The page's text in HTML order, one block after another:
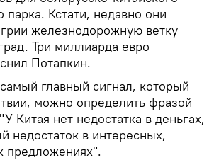
парка. Кстати, недавно они
железнодорожную ветку
Три миллиарда евро
Потапкин.
главный сигнал, который
можно определить фразой
Китая нет недостатка в деньгах,
недостаток в интересных,
предложениях".